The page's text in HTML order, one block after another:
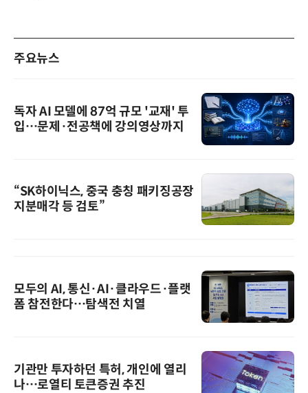
주요뉴스
독자 AI 모델에 87억 규모 '교재' 투
입…문제·전공책에 강의영상까지
“SK하이닉스, 중국 충칭 패키징공장
지분매각 등 검토”
모두의 AI, 통신·AI·클라우드·플랫
폼 참전한다…탐색전 치열
기관만 투자하던 특허, 개인에 열리
나…로열티 토큰증권 추진